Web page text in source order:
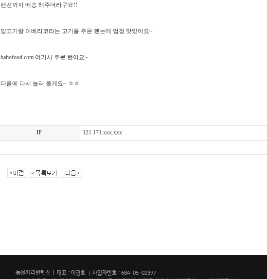
펜션까지 배송 해주더라구요!!
양고기랑 이베리코라는 고기를 주문 했는데 엄청 맛있어요~
babofood.com 여기서 주문 했어요~
다음에 다시 놀러 올게요~ ㅎㅎ
IP 121.171.xxx.xxx